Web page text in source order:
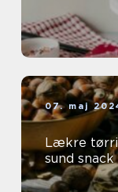
07. maj
Lækre
sund